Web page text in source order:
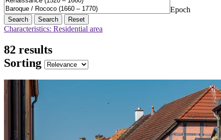
Epoch
Search Reset
Characteristics: Residential area
82 results
Sorting